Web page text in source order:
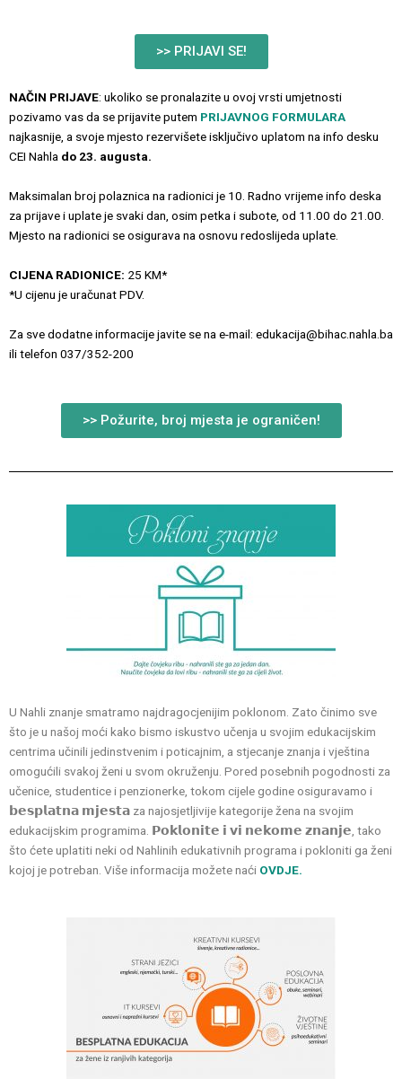
>> PRIJAVI SE!
NAČIN PRIJAVE: ukoliko se pronalazite u ovoj vrsti umjetnosti
pozivamo vas da se prijavite putem PRIJAVNOG FORMULARA
najkasnije, a svoje mjesto rezervišete isključivo uplatom na info desku
CEI Nahla do 23. augusta.
Maksimalan broj polaznica na radionici je 10. Radno vrijeme info deska
za prijave i uplate je svaki dan, osim petka i subote, od 11.00 do 21.00.
Mjesto na radionici se osigurava na osnovu redoslijeda uplate.
CIJENA RADIONICE: 25 KM*
*U cijenu je uračunat PDV.
Za sve dodatne informacije javite se na e-mail: edukacija@bihac.nahla.ba
ili telefon 037/352-200
>> Požurite, broj mjesta je ograničen!
U Nahli znanje smatramo najdragocjenijim poklonom. Zato činimo sve
što je u našoj moći kako bismo iskustvo učenja u svojim edukacijskim
centrima učinili jedinstvenim i poticajnim, a stjecanje znanja i vještina
omogućili svakoj ženi u svom okruženju. Pored posebnih pogodnosti za
učenice, studentice i penzionerke, tokom cijele godine osiguravamo i
𝗯𝗲𝘀𝗽𝗹𝗮𝘁𝗻𝗮 𝗺𝗷𝗲𝘀𝘁𝗮 za najosjetljivije kategorije žena na svojim
edukacijskim programima. 𝗣𝗼𝗸𝗹𝗼𝗻𝗶𝘁𝗲 𝗶 𝘃𝗶 𝗻𝗲𝗸𝗼𝗺𝗲 𝘇𝗻𝗮𝗻𝗷𝗲, tako
što ćete uplatiti neki od Nahlinih edukativnih programa i pokloniti ga ženi
kojoj je potreban. Više informacija možete naći OVDJE.